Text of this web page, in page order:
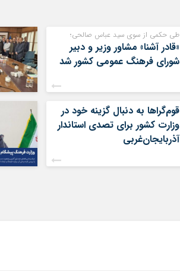
طی حکمی از سوی سید عباس صالحی؛
«قادر آشنا» مشاور وزیر و دبیر
شورای فرهنگ عمومی کشور شد
قوم‌گراها به دنبال گزینه خود در
وزارت کشور برای تصدی استاندار
آذربایجان‌غربی